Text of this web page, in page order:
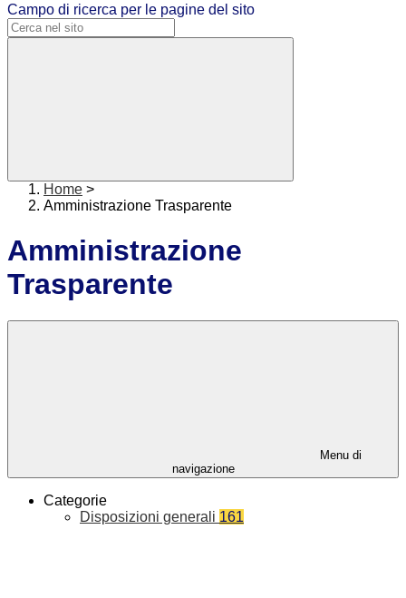
Campo di ricerca per le pagine del sito
Home >
Amministrazione Trasparente
Amministrazione
Trasparente
Menu di
navigazione
Categorie
Disposizioni generali 161